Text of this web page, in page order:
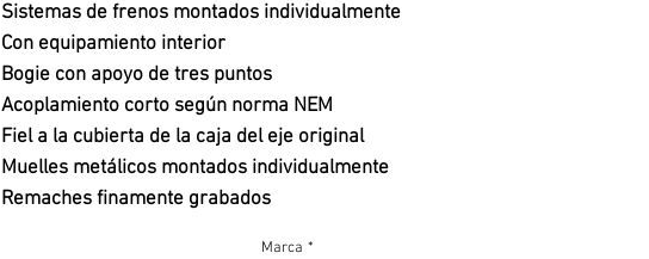
Sistemas de frenos montados individualmente
Con equipamiento interior
Bogie con apoyo de tres puntos
Acoplamiento corto según norma NEM
Fiel a la cubierta de la caja del eje original
Muelles metálicos montados individualmente
Remaches finamente grabados
Marca *